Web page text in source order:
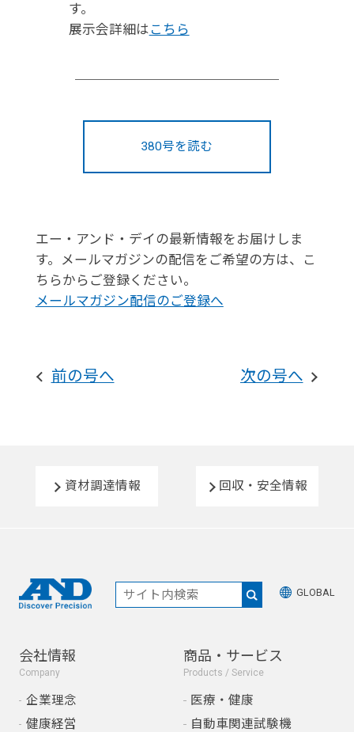
す。
展示会詳細は こちら
380号を読む
エー・アンド・デイの最新情報をお届けしま
す。メールマガジンの配信をご希望の方は、こ
ちらからご登録ください。
メールマガジン配信のご登録へ
前の号へ 次の号へ
資材調達情報 回収・安全情報
GLOBAL
会社情報
Company
企業理念
健康経営
商品・サービス
Products / Service
医療・健康
自動車関連試験機